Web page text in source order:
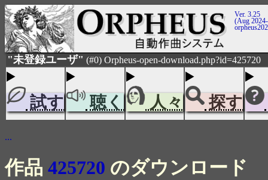
Ver. 3.25
(Aug
"未登録ユーザ" (#0) Orpheus-open-download.php?id=425720
試す 聴く 人々 探す
...
作品 425720 のダウンロード